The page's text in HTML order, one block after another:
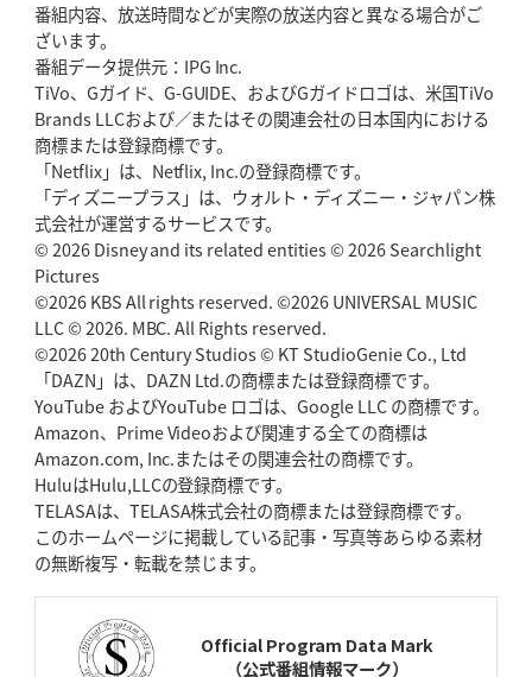
2026年5月21日(木)更新
狭山RG、ライチェル海遥スタッフ入り
ッション
2026年5月14日(木)更新
神戸、1位通過の立役者レタリック
「悲運の闘将」宮地克実氏死去 熱血指導で埼玉WKの基礎築く
2026年4月30日(木)更新
BR東京、「ユニバーサルデー」の意義「特別からノーマルへ」が最終
ゴール
2026年4月23日(木)更新
元代表ラピース、今季限りで引退「クボタは10年いた自分のホーム」
2026年4月16日(木)更新
BL東京「強化拠点」を「共有財産」に新クラブハウスは「皆に開かれ
た空間」
2026年4月9日(木)更新
スティーラーズ、名門復活の足音
番組内容、放送時間などが実際の放送内容と異なる場合がご
ざいます。
番組データ提供元：IPG Inc.
TiVo、Gガイド、G-GUIDE、およびGガイドロゴは、米国TiVo
Brands LLCおよび／またはその関連会社の日本国内における
商標または登録商標です。
「Netflix」は、Netflix, Inc.の登録商標です。
「ディズニープラス」は、ウォルト・ディズニー・ジャパン株
式会社が運営するサービスです。
© 2026 Disney and its related entities © 2026 Searchlight
Pictures
©2026 KBS All rights reserved. ©2026 UNIVERSAL MUSIC
LLC © 2026. MBC. All Rights reserved.
©2026 20th Century Studios © KT StudioGenie Co., Ltd
「DAZN」は、DAZN Ltd.の商標または登録商標です。
YouTube およびYouTube ロゴは、Google LLC の商標です。
Amazon、Prime Videoおよび関連する全ての商標は
Amazon.com, Inc.またはその関連会社の商標です。
HuluはHulu,LLCの登録商標です。
TELASAは、TELASA株式会社の商標または登録商標です。
このホームページに掲載している記事・写真等あらゆる素材
の無断複写・転載を禁じます。
Official Program Data Mark
（公式番組情報マーク）